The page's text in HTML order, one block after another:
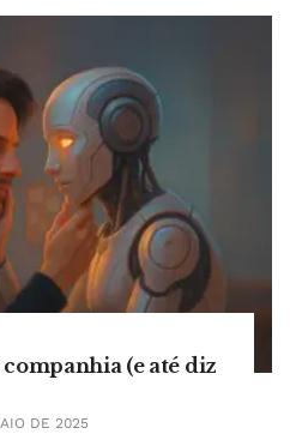
companhia (e até diz
DE 2025